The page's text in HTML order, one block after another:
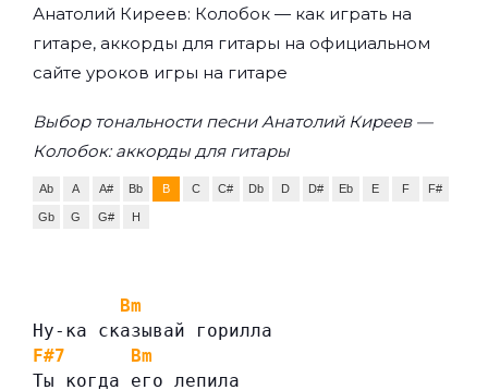
Анатолий Киреев: Колобок — как играть на
гитаре, аккорды для гитары на официальном
сайте уроков игры на гитаре
Выбор тональности песни Анатолий Киреев —
Колобок: аккорды для гитары
Ab A A# Bb B C C# Db D D# Eb E F F#
Gb G G# H
Bm
Ну-ка сказывай горилла
F#7
Bm
Ты когда его лепила